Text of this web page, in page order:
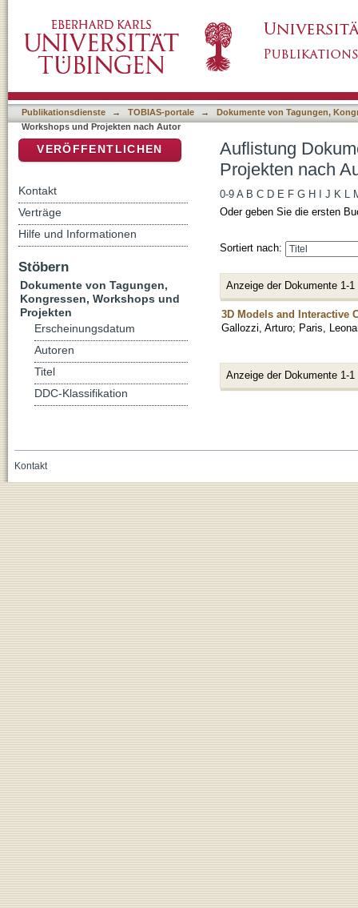
"Wahbeh, Wissam"
Publikationsdienste → TOBIAS-portale →
Dokumente von Tagungen,
Workshops und Projekten nach Autor
Auflistung
Projekten nach
0-9 A B C D E F G H J K L
Oder geben Sie die ersten
Sortiert nach:
Anzeige der Dokumente 1-1
3D Models and Interactive
Gallozzi, Arturo; Paris,
Anzeige der Dokumente 1-1
VERÖFFENTLICHEN
Kontakt
Verträge
Hilfe und Informationen
Stöbern
Dokumente von Tagungen,
Kongressen, Workshops und
Projekten
Erscheinungsdatum
Autoren
Titel
DDC-Klassifikation
Kontakt